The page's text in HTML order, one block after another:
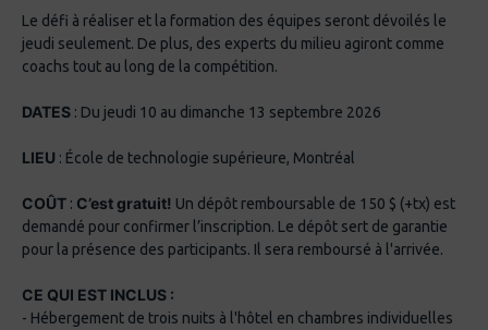
Le défi à réaliser et la formation des équipes seront dévoilés le
jeudi seulement. De plus, des experts du milieu agiront comme
coachs tout au long de la compétition.
DATES : Du jeudi 10 au dimanche 13 septembre 2026
LIEU : École de technologie supérieure, Montréal
COÛT : C’est gratuit! Un dépôt remboursable de 150 $ (+tx) est
demandé pour confirmer l’inscription. Le dépôt sert de garantie
pour la présence des participants. Il sera remboursé à l'arrivée.
CE QUI EST INCLUS :
- Hébergement de trois nuits à l'hôtel en chambres individuelles